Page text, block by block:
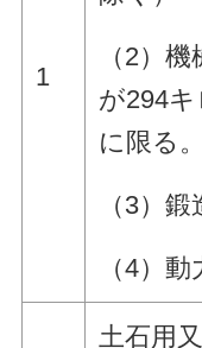
1
（2）
が294
に限る。
（3）鍛
（4）
土石用